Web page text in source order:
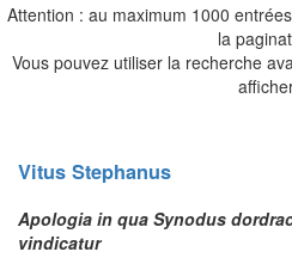
Attention : au maximum 1000
la
Vous pouvez utiliser la recherche
Vitus Stephanus
Apologia in qua Synodus
vindicatur